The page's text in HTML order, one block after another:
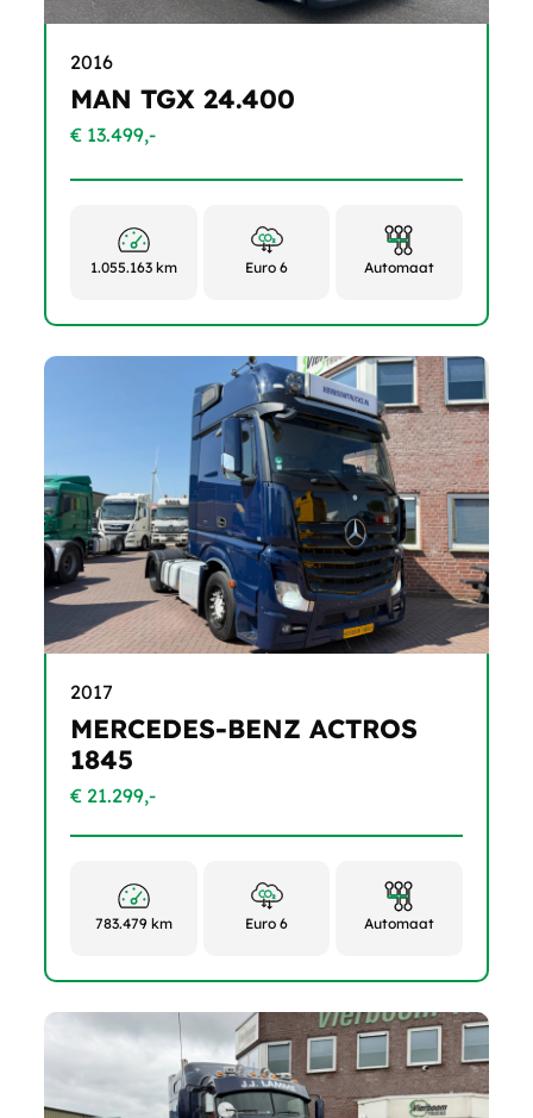
2016
MAN TGX 24.400
€ 13.499,-
1.055.163 km Euro 6 Automaat
2017
MERCEDES-BENZ ACTROS
1845
€ 21.299,-
783.479 km Euro 6 Automaat